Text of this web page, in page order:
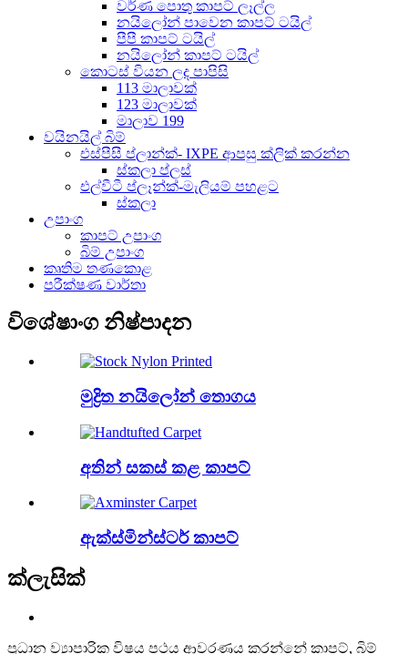
වර්ණ පොතු කාපට් ලෑල්ල
නයිලෝන් පාවෙන කාපට් ටයිල්
පීපී කාපට් ටයිල්
නයිලෝන් කාපට් ටයිල්
කොටස් වියන ලද පාපිසි
113 මාලාවක්
123 මාලාවක්
මාලාව 199
වයිනයිල් බිම්
එස්පීසී ප්ලාන්ක්- IXPE ආපසු ක්ලික් කරන්න
ස්කලා ප්ලස්
එල්වීටී ප්ලෑන්ක්-මැලියම් පහළට
ස්කලා
උපාංග
කාපට් උපාංග
බිම් උපාංග
කෘතිම තණකොළ
පරීක්ෂණ වාර්තා
විශේෂාංග නිෂ්පාදන
මුද්‍රිත නයිලෝන් තොගය
අතින් සකස් කළ කාපට්
ඇක්ස්මින්ස්ටර් කාපට්
ක්ලැසික්
ප්‍රධාන ව්‍යාපාරික විෂය පථය ආවරණය කරන්නේ කාපට්, බිම්